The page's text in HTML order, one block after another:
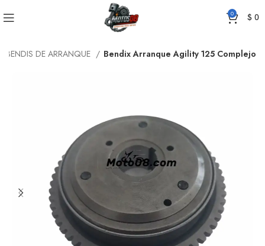
0 $0
BENDIS DE ARRANQUE Bendix Arranque Agility 125 Complejo